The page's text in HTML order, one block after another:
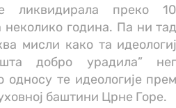
ликвидирала преко
неколико година. Па ни
мисли како та
добро урадила”
односу те идеологије
баштини Црне Горе.